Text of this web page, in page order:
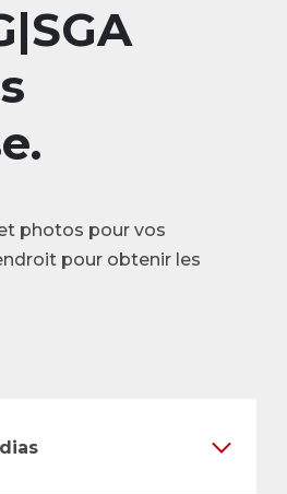
photos pour vos
pour obtenir les